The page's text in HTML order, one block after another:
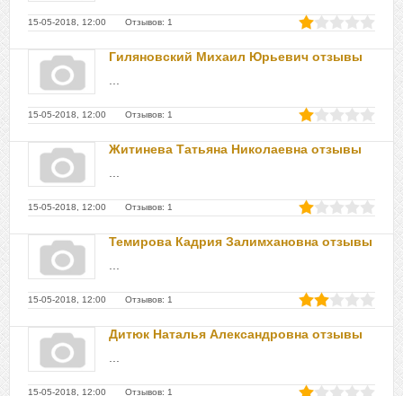
15-05-2018, 12:00 Отзывов: 1
Гиляновский Михаил Юрьевич отзывы
15-05-2018, 12:00 Отзывов: 1
Житинева Татьяна Николаевна отзывы
15-05-2018, 12:00 Отзывов: 1
Темирова Кадрия Залимхановна отзывы
15-05-2018, 12:00 Отзывов: 1
Дитюк Наталья Александровна отзывы
15-05-2018, 12:00 Отзывов: 1